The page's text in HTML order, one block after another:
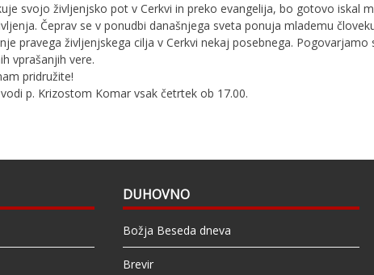
svojo življenjsko pot v Cerkvi in preko evangelija, bo gotovo iskal
Čeprav se v ponudbi današnjega sveta ponuja mlademu
pravega življenjskega cilja v Cerkvi nekaj posebnega.
vprašanjih vere.
pridružite!
p. Krizostom Komar vsak četrtek ob 17.00.
DUHOVNO
Božja Beseda dneva
Brevir